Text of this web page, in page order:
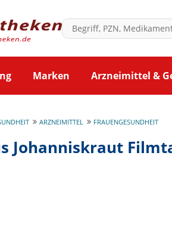
Marken Arzneimittel &
ARZNEIMITTEL FRAUENGESUNDHEIT
Johanniskraut